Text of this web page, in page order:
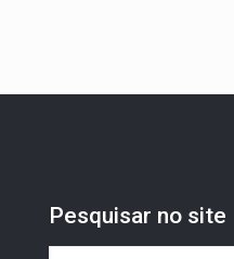
Pesquisar no site